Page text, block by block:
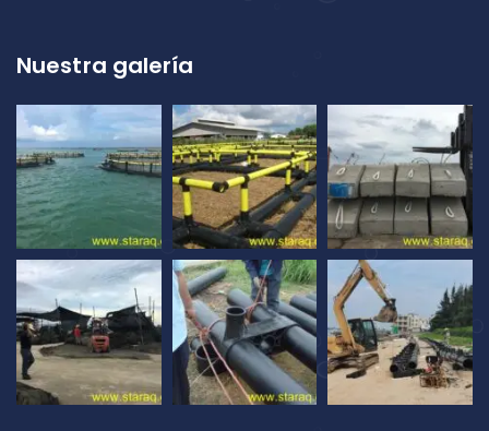
Nuestra galería